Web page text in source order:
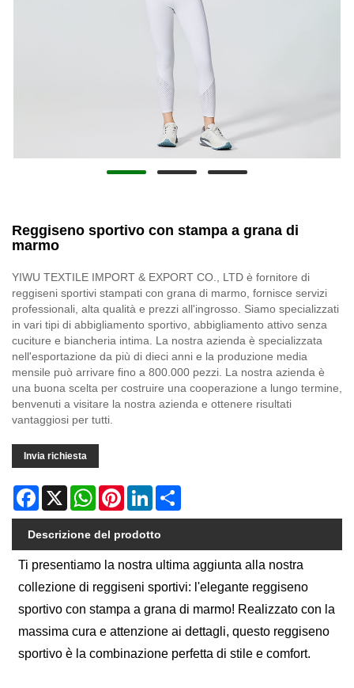
Reggiseno sportivo con stampa a grana di
marmo
YIWU TEXTILE IMPORT & EXPORT CO., LTD è fornitore di
reggiseni sportivi stampati con grana di marmo, fornisce servizi
professionali, alta qualità e prezzi all'ingrosso. Siamo specializzati
in vari tipi di abbigliamento sportivo, abbigliamento attivo senza
cuciture e biancheria intima. La nostra azienda è specializzata
nell'esportazione da più di dieci anni e la produzione media
mensile può arrivare fino a 800.000 pezzi. La nostra azienda è
una buona scelta per costruire una cooperazione a lungo termine,
benvenuti a visitare la nostra azienda e ottenere risultati
vantaggiosi per tutti.
Invia richiesta
Facebook
X WhatsAppPinterestLinkedIn
Descrizione del prodotto
Ti presentiamo la nostra ultima aggiunta alla nostra
collezione di reggiseni sportivi: l'elegante reggiseno
sportivo con stampa a grana di marmo! Realizzato con la
massima cura e attenzione ai dettagli, questo reggiseno
sportivo è la combinazione perfetta di stile e comfort.